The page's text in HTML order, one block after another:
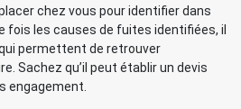
chez vous pour identifier dans
fois les causes de fuites identifiées, il
permettent de retrouver
Sachez qu’il peut établir un devis
engagement.